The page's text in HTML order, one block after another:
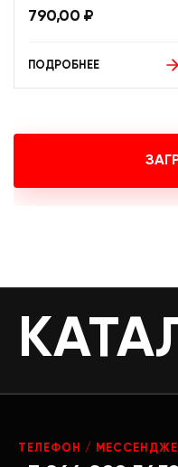
790,00 ₽
ПОДРОБНЕЕ
ТЕЛЕФОН /